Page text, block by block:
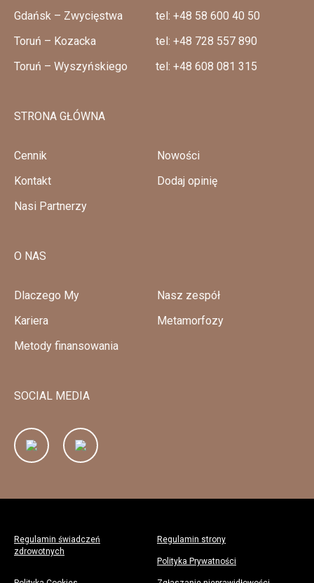
Gdańsk – Zwycięstwa
Toruń – Kozacka
Toruń – Wyszyńskiego
tel: +48 58 600 40 50
tel: +48 728 557 890
tel: +48 608 081 315
STRONA GŁÓWNA
Cennik
Nowości
Kontakt
Dodaj opinię
Nasi Partnerzy
O NAS
Dlaczego My
Nasz zespół
Kariera
Metamorfozy
Metody finansowania
SOCIAL MEDIA
Regulamin świadczeń
zdrowotnych
Regulamin strony
Polityka Prywatności